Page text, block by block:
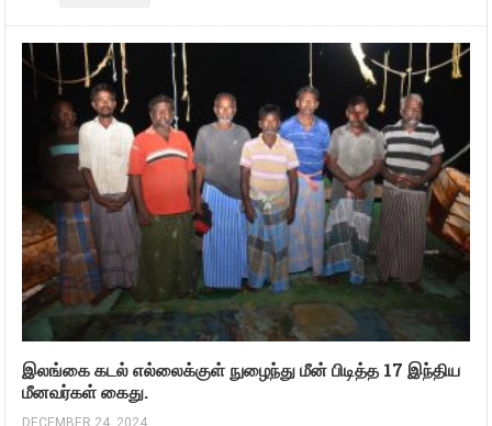
இலங்கை கடல் எல்லைக்குள் நுழைந்து மீன் பிடித்த 17 இந்திய
மீனவர்கள் கைது.
DECEMBER 24, 2024